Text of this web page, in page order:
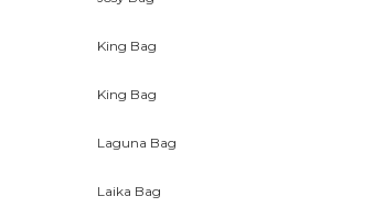
King Bag
King Bag
Laguna Bag
Laika Bag